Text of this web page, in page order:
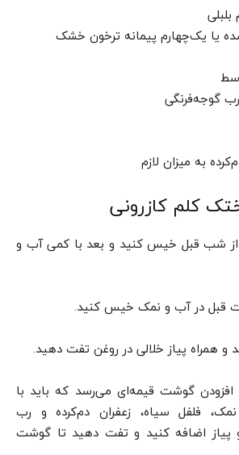
گوجه‌فرنگی
به میزان لازم
کلم کازرونی
از شب قبل خیس کنید و بعد با کمی آب و
افزودن گوشت قیمه‌ای می‌رسد که باید با
فلفل سیاه، زعفران دم‌کرده و رب
پیاز اضافه کنید و تفت دهید تا گوشت